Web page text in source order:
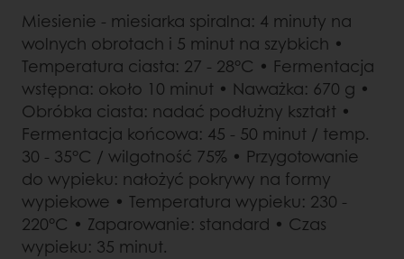
Miesienie - miesiarka spiralna: 4 minuty na
wolnych obrotach i 5 minut na szybkich •
Temperatura ciasta: 27 - 28°C • Fermentacja
wstępna: około 10 minut • Naważka: 670 g •
Obróbka ciasta: nadać podłużny kształt •
Fermentacja końcowa: 45 - 50 minut / temp.
30 - 35°C / wilgotność 75% • Przygotowanie
do wypieku: nałożyć pokrywy na formy
wypiekowe • Temperatura wypieku: 230 -
220°C • Zaparowanie: standard • Czas
wypieku: 35 minut.